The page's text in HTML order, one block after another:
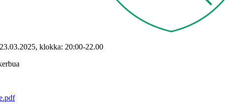
klokka: 20:00-22.00